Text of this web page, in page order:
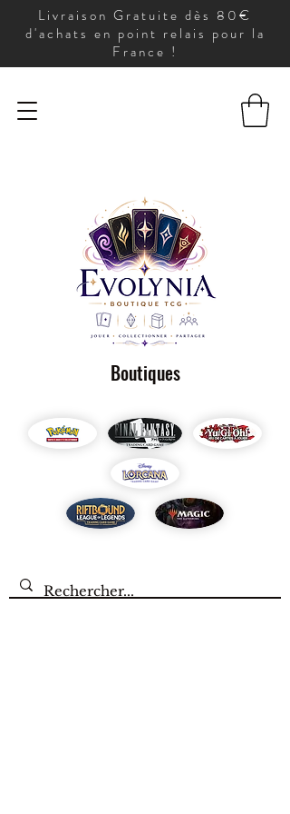
Livraison Gratuite dès 80€
d'achats en point relais pour la
France !
Boutiques